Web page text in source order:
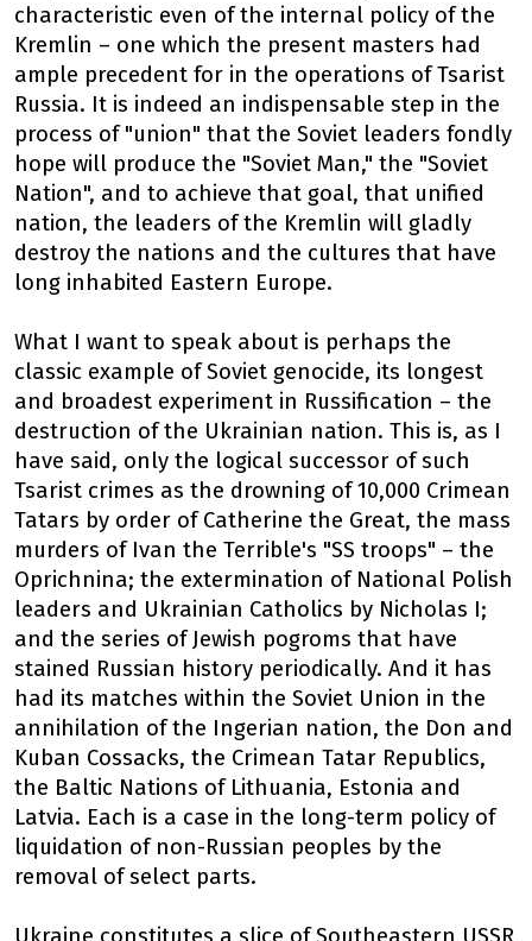
characteristic even of the internal policy of the
Kremlin – one which the present masters had
ample precedent for in the operations of Tsarist
Russia. It is indeed an indispensable step in the
process of "union" that the Soviet leaders fondly
hope will produce the "Soviet Man," the "Soviet
Nation", and to achieve that goal, that unified
nation, the leaders of the Kremlin will gladly
destroy the nations and the cultures that have
long inhabited Eastern Europe.
What I want to speak about is perhaps the
classic example of Soviet genocide, its longest
and broadest experiment in Russification – the
destruction of the Ukrainian nation. This is, as I
have said, only the logical successor of such
Tsarist crimes as the drowning of 10,000 Crimean
Tatars by order of Catherine the Great, the mass
murders of Ivan the Terrible's "SS troops" – the
Oprichnina; the extermination of National Polish
leaders and Ukrainian Catholics by Nicholas I;
and the series of Jewish pogroms that have
stained Russian history periodically. And it has
had its matches within the Soviet Union in the
annihilation of the Ingerian nation, the Don and
Kuban Cossacks, the Crimean Tatar Republics,
the Baltic Nations of Lithuania, Estonia and
Latvia. Each is a case in the long-term policy of
liquidation of non-Russian peoples by the
removal of select parts.